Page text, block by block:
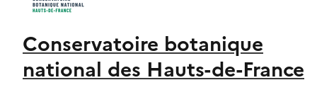
Conservatoire botanique
national des Hauts-de-France